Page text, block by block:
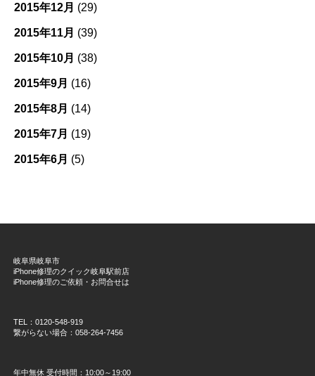
2015年12月 (29)
2015年11月 (39)
2015年10月 (38)
2015年9月 (16)
2015年8月 (14)
2015年7月 (19)
2015年6月 (5)
岐阜県岐阜市
iPhone修理のクイック岐阜駅前店
iPhone修理のご依頼・お問合せは
TEL：0120-548-919
繋がらない場合：058-264-7456
年中無休 受付時間：10:00～19:00